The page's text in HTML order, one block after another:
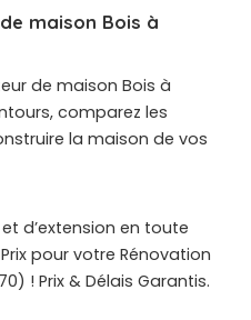
maison Bois à
de maison Bois à
comparez les
la maison de vos
d’extension en toute
pour votre Rénovation
! Prix & Délais Garantis.